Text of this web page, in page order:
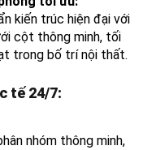
kiến trúc hiện đại với
cột thông minh, tối
trong bố trí nội thất.
tế 24/7:
nhóm thông minh,